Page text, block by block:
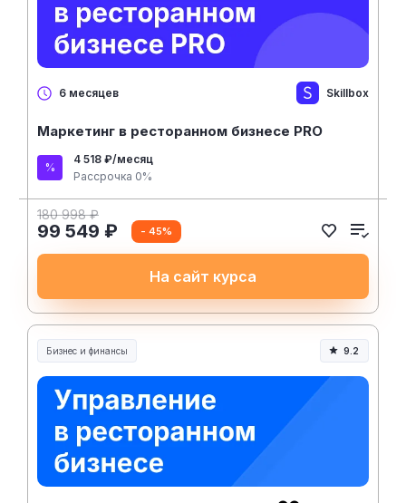
6 месяцев Skillbox
Маркетинг в ресторанном бизнесе PRO
4 518 ₽/месяц
Рассрочка 0%
180 998 ₽
99 549 ₽ - 45%
На сайт курса
Бизнес и финансы 9.2